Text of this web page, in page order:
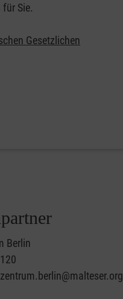
Sie.
Gesetzlichen
Berlin